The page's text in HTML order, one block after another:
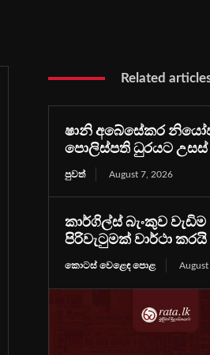
Related
ෂානි අබේසේකර
පොලිස්පති ධුරයට උසස්
පුවත් August 7, 2026
කාර්ගිල්ස් බැංකුව වැඩිම
පිරිවැටුමක් වාර්ථා කරයි
කොටස් වෙළෙඳ පොළ